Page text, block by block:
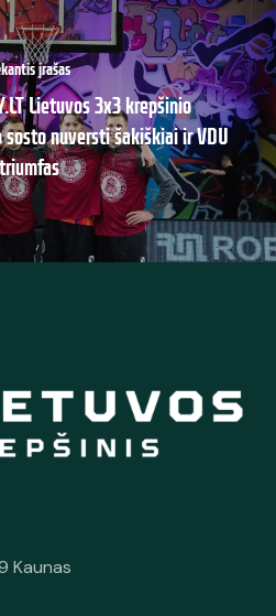
įrašas
Lietuvos 3x3 krepšinio
nuversti šakiškiai ir VDU
triumfas
Kaunas